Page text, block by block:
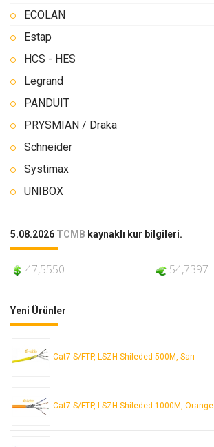
ECOLAN
Estap
HCS - HES
Legrand
PANDUIT
PRYSMIAN / Draka
Schneider
Systimax
UNIBOX
5.08.2026 TCMB kaynaklı kur bilgileri.
47,5550 54,7397
Yeni Ürünler
Cat7 S/FTP, LSZH Shileded 500M, Sarı
Cat7 S/FTP, LSZH Shileded 1000M, Orange